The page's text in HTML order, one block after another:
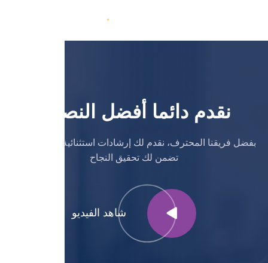
نقدم دائما أفضل النصائح
بفضل فريقنا المحترف، نقدم لك إرشادات استثنائية بكفاءة فائقة
تضمن لك تحقيق النجاح
شاهد الفيديو